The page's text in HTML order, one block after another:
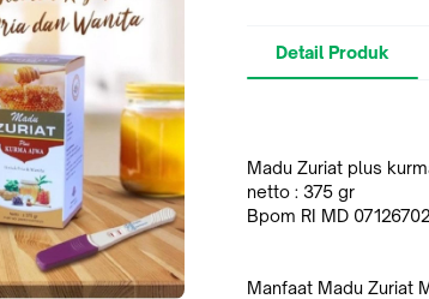
Detail Produk
Madu Zuriat plus
netto : 375 gr
Bpom RI MD
Manfaat Madu Zuriat